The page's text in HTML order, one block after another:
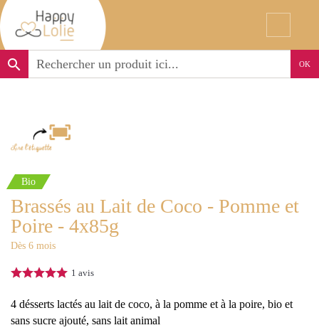
search OK
Bio
Brassés au Lait de Coco - Pomme et
Poire - 4x85g
Dès 6 mois
1 avis
4 désserts lactés au lait de coco, à la pomme et à la poire, bio et
sans sucre ajouté, sans lait animal